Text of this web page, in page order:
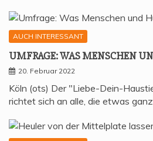
AUCH INTERESSANT
UMFRA­GE: WAS MEN­SCHEN
20. Februar 2022
Köln (ots) Der "Liebe-Dein-
richtet sich an alle, die etwas